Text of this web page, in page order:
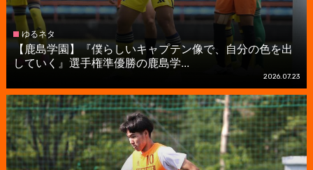
ゆるネタ
【鹿島学園】『僕らしいキャプテン像で、自分の色を出
していく』選手権準優勝の鹿島学...
2026.07.23